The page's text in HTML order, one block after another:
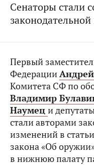
Сенаторы стали
Первый
Федерации
Комитета СФ по
Владимир
Наумец и
стали авторами
изменений в
закона «Об
в нижнюю палату